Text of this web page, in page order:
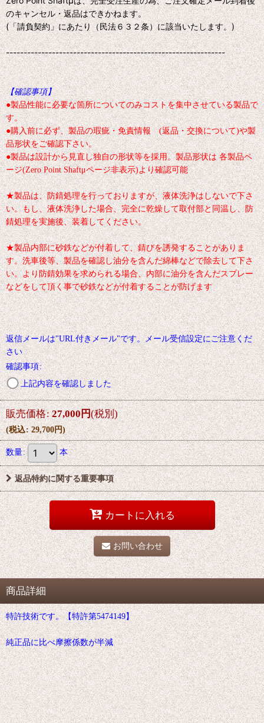
のキャンセル・返品はできかねます。
(「請負契約」にあたり（民法６３２条）に該当いたします。)
--------------------------------------------------------------
【確認事項】
●製品性能に必要な箇所についてのみコストを集中させている製品で
す。
●購入前に必ず、製品の瑕疵・免責情報 (返品・交換について)や製
品形状をご確認下さい。
●製品は設計から見直し独自の形状等を採用。製品形状は 各製品ペ
ージ(Zero Point Shaftμページ非表示)より確認可能
★製品は、防錆処理を行っておりますが、液体洗浄はしないで下さ
い。もし、液体洗浄した場合、完全に乾燥して取付部と同温し、防
錆処理を実施後、装着してください。
★製品内部に砂鉄などが付着して、錆びを誘発することがありま
す。洗車後等、製品を確認し油分を含んだ綿棒などで除去して下さ
い。より防錆効果を求められる場合、内部に油分を含んだスプレー
などをして頂く事で砂鉄などが付着することが防げます
返信メールは"URL付きメール"です。メール受信設定にご注意くだ
さい
確認事項:
上記内容を確認しました
販売価格: 27,000円(税別)
(税込: 29,700円)
数量: 本
返品特約に関する重要事項
カートに入れる
お問い合わせ
商品詳細
特許技術です。【特許第5474149】
純正品に比べ摩擦係数が半減